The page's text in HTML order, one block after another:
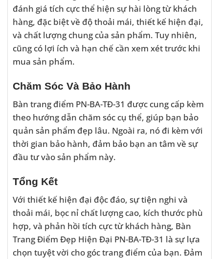
đánh giá tích cực thể hiện sự hài lòng từ khách
hàng, đặc biệt về độ thoải mái, thiết kế hiện đại,
và chất lượng chung của sản phẩm. Tuy nhiên,
cũng có lợi ích và hạn chế cần xem xét trước khi
mua sản phẩm.
Chăm Sóc Và Bảo Hành
Bàn trang điểm PN-BA-TĐ-31 được cung cấp kèm
theo hướng dẫn chăm sóc cụ thể, giúp bạn bảo
quản sản phẩm đẹp lâu. Ngoài ra, nó đi kèm với
thời gian bảo hành, đảm bảo bạn an tâm về sự
đầu tư vào sản phẩm này.
Tổng Kết
Với thiết kế hiện đại độc đáo, sự tiện nghi và
thoải mái, bọc nỉ chất lượng cao, kích thước phù
hợp, và phản hồi tích cực từ khách hàng, Bàn
Trang Điểm Đẹp Hiện Đại PN-BA-TĐ-31 là sự lựa
chọn tuyệt vời cho góc trang điểm của bạn. Đảm